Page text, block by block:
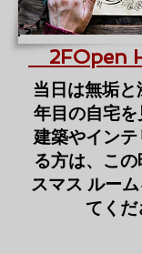
2FOpen
当日は無垢
年目の自宅を
建築やイン
る方は、こ
スマス ルー
てくだ